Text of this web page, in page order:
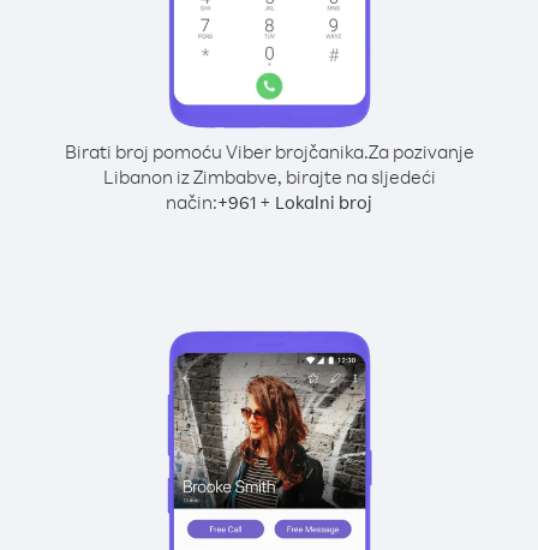
Birati broj pomoću Viber brojčanika.Za pozivanje
Libanon iz Zimbabve, birajte na sljedeći
način:+961 + Lokalni broj